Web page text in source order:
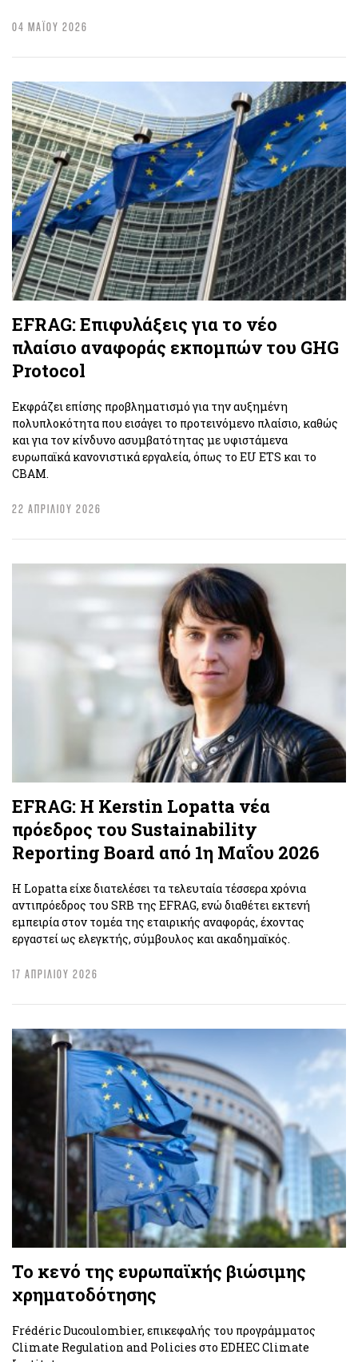
04 ΜΑΪΟΥ 2026
EFRAG: Επιφυλάξεις για το νέο
πλαίσιο αναφοράς εκπομπών του GHG
Protocol
Εκφράζει επίσης προβληματισμό για την αυξημένη
πολυπλοκότητα που εισάγει το προτεινόμενο πλαίσιο, καθώς
και για τον κίνδυνο ασυμβατότητας με υφιστάμενα
ευρωπαϊκά κανονιστικά εργαλεία, όπως το EU ETS και το
CBAM.
22 ΑΠΡΙΛΙΟΥ 2026
EFRAG: Η Kerstin Lopatta νέα
πρόεδρος του Sustainability
Reporting Board από 1η Μαΐου 2026
Η Lopatta είχε διατελέσει τα τελευταία τέσσερα χρόνια
αντιπρόεδρος του SRB της EFRAG, ενώ διαθέτει εκτενή
εμπειρία στον τομέα της εταιρικής αναφοράς, έχοντας
εργαστεί ως ελεγκτής, σύμβουλος και ακαδημαϊκός.
17 ΑΠΡΙΛΙΟΥ 2026
Το κενό της ευρωπαϊκής βιώσιμης
χρηματοδότησης
Frédéric Ducoulombier, επικεφαλής του προγράμματος
Climate Regulation and Policies στο EDHEC Climate